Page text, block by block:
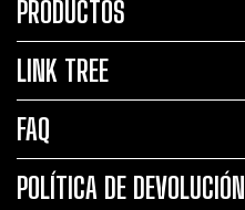
PRODUCTOS
LINK TREE
FAQ
POLÍTICA DE DEVOLUCIÓN